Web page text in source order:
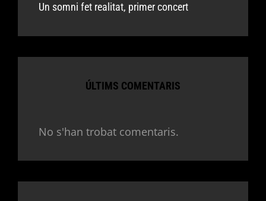
Un somni fet realitat, primer concert
ÚLTIMS COMENTARIS
No s'han trobat comentaris.